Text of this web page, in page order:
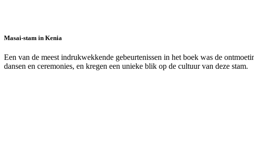
Masai-stam in Kenia
Een van de meest indrukwekkende gebeurtenissen in het boek was de
dansen en ceremonies, en kregen een unieke blik op de cultuur van deze stam.